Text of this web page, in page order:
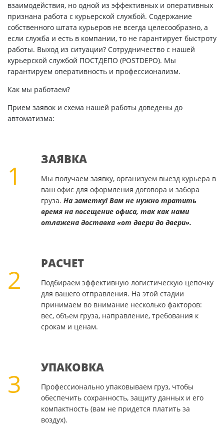
взаимодействия, но одной из эффективных и оперативных
признана работа с курьерской службой. Содержание
собственного штата курьеров не всегда целесообразно, а
если служба и есть в компании, то не гарантирует быстроту
работы. Выход из ситуации? Сотрудничество с нашей
курьерской службой ПОСТДЕПО (POSTDEPO). Мы
гарантируем оперативность и профессионализм.
Как мы работаем?
Прием заявок и схема нашей работы доведены до
автоматизма:
1
ЗАЯВКА
Мы получаем заявку, организуем выезд курьера в
ваш офис для оформления договора и забора
груза. На заметку! Вам не нужно тратить
время на посещение офиса, так как нами
отлажена доставка «от двери до двери».
2
РАСЧЕТ
Подбираем эффективную логистическую цепочку
для вашего отправления. На этой стадии
принимаем во внимание несколько факторов:
вес, объем груза, направление, требования к
срокам и ценам.
3
УПАКОВКА
Профессионально упаковываем груз, чтобы
обеспечить сохранность, защиту данных и его
компактность (вам не придется платить за
воздух).